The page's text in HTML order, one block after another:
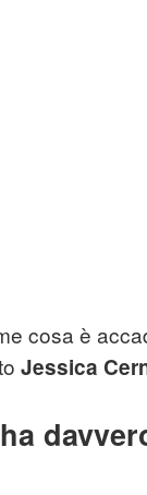
cosa è
Jessica